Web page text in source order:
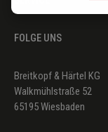
FOLGE UNS
Breitkopf & Härtel KG
Walkmühlstraße 52
65195 Wiesbaden